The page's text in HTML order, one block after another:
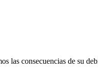
las consecuencias de su